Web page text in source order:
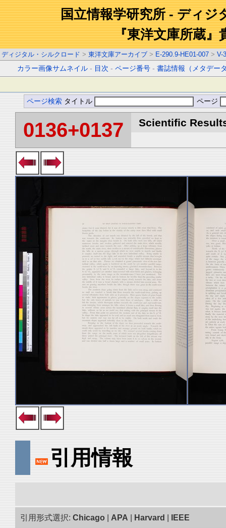
国立情報学研究所 - ディジ
『東洋文庫所蔵』
ディジタル・シルクロード > 東洋文庫アーカイブ > E-290.9-HE01-007 > V-3
カラー画像サムネイル - 目次 -ページ番号 -書誌情報（メタデー
ページ検索 タイトル ページ
0136+0137 Scientific
引用情報
引用形式選択: Chicago APA Harvard IEEE